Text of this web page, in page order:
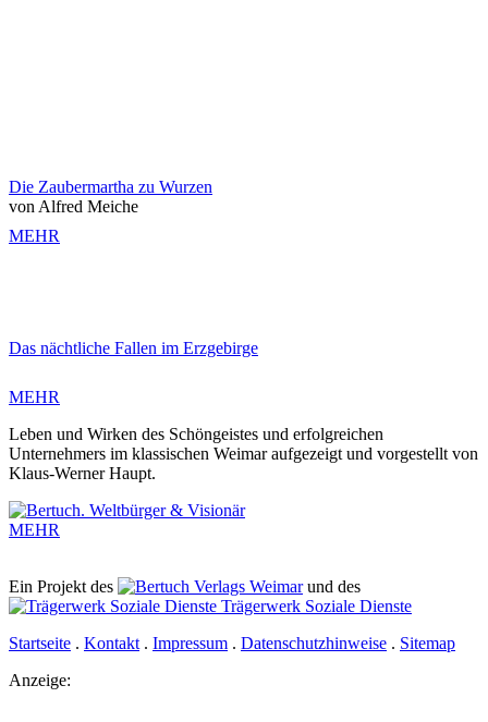
Die Zaubermartha zu Wurzen
von Alfred Meiche
MEHR
Das nächtliche Fallen im Erzgebirge
MEHR
Leben und Wirken des Schöngeistes und erfolgreichen
Unternehmers im klassischen Weimar aufgezeigt und vorgestellt von
Klaus-Werner Haupt.
MEHR
Ein Projekt des Verlags Weimarund des
Trägerwerk Soziale Dienste
Startseite . Kontakt . Impressum . Datenschutzhinweise . Sitemap
Anzeige: